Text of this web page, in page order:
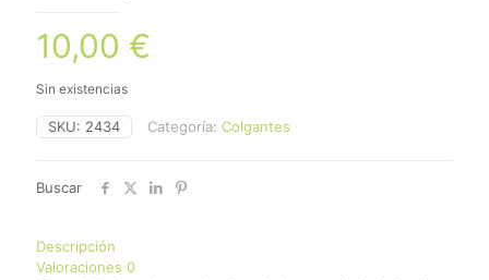
10,00 €
Sin existencias
SKU: 2434 Categoría: Colgantes
Buscar
Descripción
Valoraciones 0